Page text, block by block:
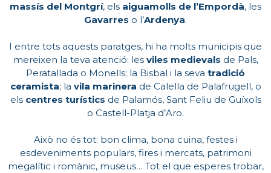
massís del Montgrí, els aiguamolls de l’Empordà, les
Gavarres o l’Ardenya.
I entre tots aquests paratges, hi ha molts municipis que
mereixen la teva atenció: les viles medievals de Pals,
Peratallada o Monells; la Bisbal i la seva tradició
ceramista; la vila marinera de Calella de Palafrugell, o
els centres turístics de Palamós, Sant Feliu de Guíxols
o Castell-Platja d’Aro.
Això no és tot: bon clima, bona cuina, festes i
esdeveniments populars, fires i mercats, patrimoni
megalític i romànic, museus… Tot el que esperes trobar,